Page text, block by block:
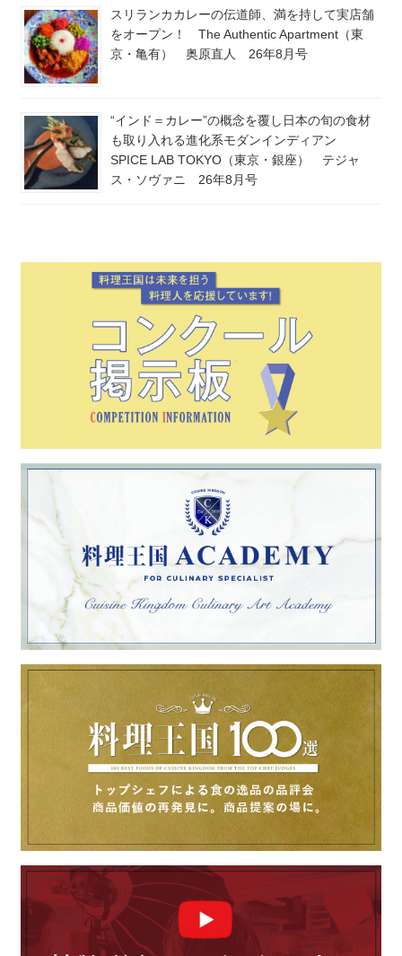
スリランカカレーの伝道師、満を持して実店舗
をオープン！ The Authentic Apartment（東
京・亀有） 奥原直人 26年8月号
“インド＝カレー”の概念を覆し日本の旬の食材
も取り入れる進化系モダンインディアン
SPICE LAB TOKYO（東京・銀座） テジャ
ス・ソヴァニ 26年8月号